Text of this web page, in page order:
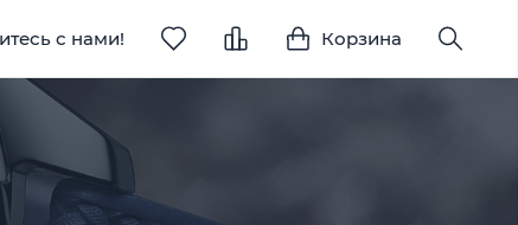
с нами! Корзина